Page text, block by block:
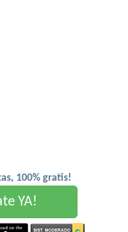
100% gratis!
YA!